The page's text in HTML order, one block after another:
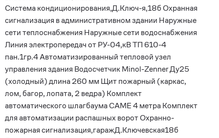
Система кондиционирования,Д.Ключ-я,18б Охранная
сигнализация в административном здании Наружные
сети теплоснабжения Наружные сети водоснабжения
Линия электропередач от РУ-04,кВ ТП 610-4
пан.1гр.4 Автоматизированный тепловой узел
управления здания Водосчетчик Minol-Zenner Ду25
(холодный) длина 260 мм Щит пожарный (каркас,
лом, багор, лопата, 2 ведра) Комплект
автоматического шлагбаума CAME 4 метра Комплект
для автоматизации распашных ворот Охранно-
пожарная сигнализация,гаражД.Ключевская18б